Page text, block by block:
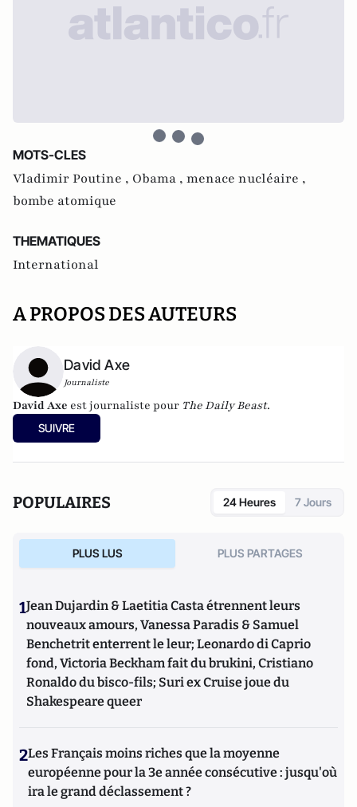
MOTS-CLES
Vladimir Poutine , Obama , menace nucléaire ,
bombe atomique
THEMATIQUES
International
A PROPOS DES AUTEURS
David Axe
Journaliste
David Axe est journaliste pour The Daily Beast.
SUIVRE
POPULAIRES 24 Heures 7 Jours
PLUS LUS PLUS PARTAGES
1Jean Dujardin & Laetitia Casta étrennent leurs
nouveaux amours, Vanessa Paradis & Samuel
Benchetrit enterrent le leur; Leonardo di Caprio
fond, Victoria Beckham fait du brukini, Cristiano
Ronaldo du bisco-fils; Suri ex Cruise joue du
Shakespeare queer
2Les Français moins riches que la moyenne
européenne pour la 3e année consécutive : jusqu'où
ira le grand déclassement ?